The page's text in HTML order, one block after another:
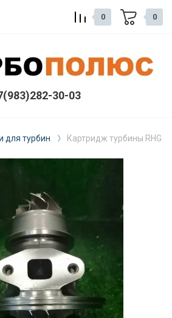
30-03
0 0
для турбин Картридж турбины RHG6